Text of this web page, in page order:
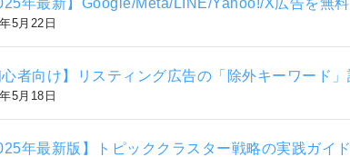
5月22日
心者向け】リスティング広告の「除外キーワード
5月18日
年最新版】トピッククラスター戦略の実践ガイド